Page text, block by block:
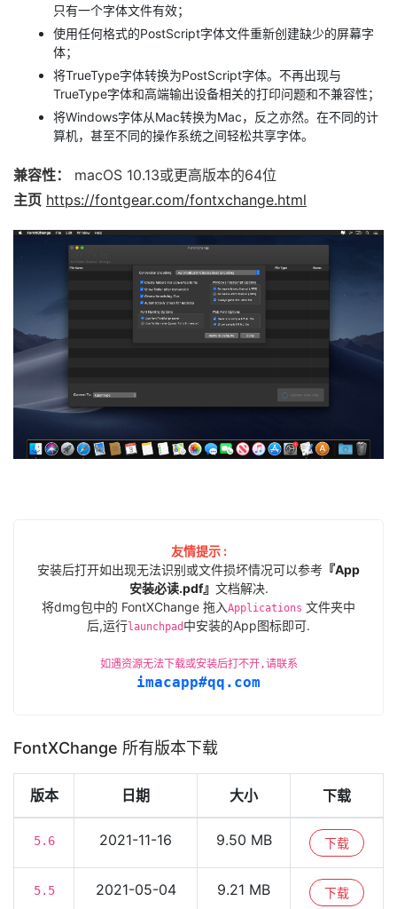
只有一个字体文件有效；
使用任何格式的PostScript字体文件重新创建缺少的屏幕字
体；
将TrueType字体转换为PostScript字体。不再出现与
TrueType字体和高端输出设备相关的打印问题和不兼容性；
将Windows字体从Mac转换为Mac，反之亦然。在不同的计
算机，甚至不同的操作系统之间轻松共享字体。
兼容性：
macOS 10.13或更高版本的64位
主页 https://fontgear.com/fontxchange.html
友情提示 :
安装后打开如出现无法识别或文件损坏情况可以参考 『App
安装必读.pdf』 文档解决.
将dmg包中的 FontXChange 拖入Applications 文件夹中
后,运行launchpad 中安装的App图标即可.
如遇资源无法下载或安装后打不开,请联系
imacapp#qq.com
FontXChange 所有版本下载
版本 日期 大小 下载
5.6 2021-11-16 9.50 MB 下载
5.5 2021-05-04 9.21 MB 下载